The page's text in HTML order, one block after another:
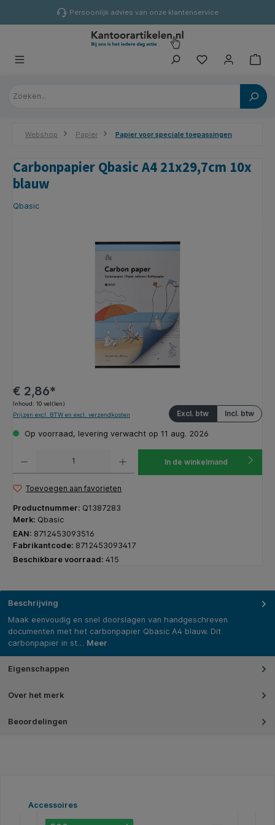
Persoonlijk advies van onze klantenservice
Webshop Papier Papier voor speciale toepassingen
Carbonpapier Qbasic A4 21x29,7cm 10x
blauw
Qbasic
Afbeeldingengalerij overslaan
€ 2,86*
Inhoud: 10 vel(len)
Incl. btw
Excl. btw
Prijzen excl. BTW en excl. verzendkosten
Op voorraad, levering verwacht op 11 aug. 2026
In de winkelmand
Toevoegen aan favorieten
Productnummer: Q1387283
Merk: Qbasic
EAN: 8712453093516
Fabrikantcode: 8712453093417
Beschikbare voorraad: 415
Beschrijving
Maak eenvoudig en snel doorslagen van handgeschreven
documenten met het carbonpapier Qbasic A4 blauw. Dit
carbonpapier in st… Meer
Eigenschappen
Over het merk
Beoordelingen
Productgalerij overslaan
Accessoires